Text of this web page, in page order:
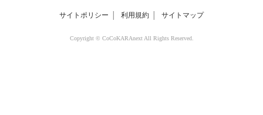
サイトポリシー 利用規約 サイトマップ
Copyright © CoCoKARAnext All Rights Reserved.